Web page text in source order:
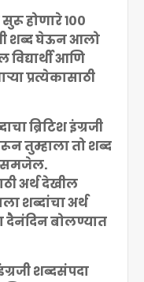
होणारे १००
शब्द घेऊन आलो
आणि
प्रत्येकासाठी
ब्रिटिश इंग्रजी
तुम्हाला तो शब्द
समजेल.
अर्थ देखील
शब्दांचा अर्थ
बोलण्यात
शब्दसंपदा